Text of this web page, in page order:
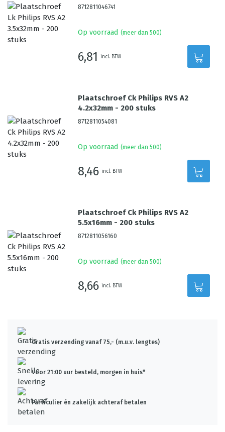
8712811046741
Op voorraad (meer dan 500)
6,81 incl. BTW
Plaatschroef Ck Philips RVS A2
4.2x32mm - 200 stuks
8712811054081
Op voorraad (meer dan 500)
8,46 incl. BTW
Plaatschroef Ck Philips RVS A2
5.5x16mm - 200 stuks
8712811056160
Op voorraad (meer dan 500)
8,66 incl. BTW
Gratis verzending vanaf 75,- (m.u.v. lengtes)
Voor 21:00 uur besteld, morgen in huis*
Particulier én zakelijk achteraf betalen